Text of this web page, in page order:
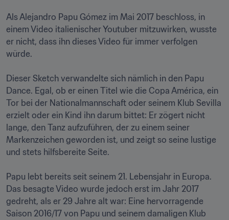
Als Alejandro Papu Gómez im Mai 2017 beschloss, in
einem Video italienischer Youtuber mitzuwirken, wusste
er nicht, dass ihn dieses Video für immer verfolgen
würde.
Dieser Sketch verwandelte sich nämlich in den Papu
Dance. Egal, ob er einen Titel wie die Copa América, ein
Tor bei der Nationalmannschaft oder seinem Klub Sevilla
erzielt oder ein Kind ihn darum bittet: Er zögert nicht
lange, den Tanz aufzuführen, der zu einem seiner
Markenzeichen geworden ist, und zeigt so seine lustige
und stets hilfsbereite Seite.
Papu lebt bereits seit seinem 21. Lebensjahr in Europa.
Das besagte Video wurde jedoch erst im Jahr 2017
gedreht, als er 29 Jahre alt war: Eine hervorragende
Saison 2016/17 von Papu und seinem damaligen Klub